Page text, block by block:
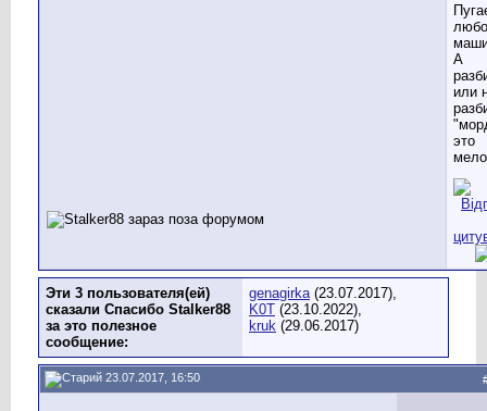
А
или
это
Эти 3 пользователя(ей)
сказали Спасибо Stalker88
за это полезное
сообщение:
genagirka (23.07.2017),
K0T (23.10.2022),
kruk (29.06.2017)
23.07.2017, 16:50